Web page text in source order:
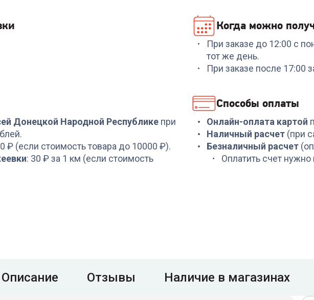
₽ 399 ₽
Код:6249583
Чистящий набор
DEFENDER CLN 30598
399
Когда можно
При заказе до 12:00 с
тот же день.
При заказе после 17:00
Донецкой Народной Республике при
₽ (если стоимость товара до 10000 ₽).
: 30 ₽ за 1 км (если стоимость
Способы оплаты
Онлайн-оплата картой
Наличный расчет (при
Безналичный расчет
Оплатить счет
Описание Отзывы Наличие в магазинах